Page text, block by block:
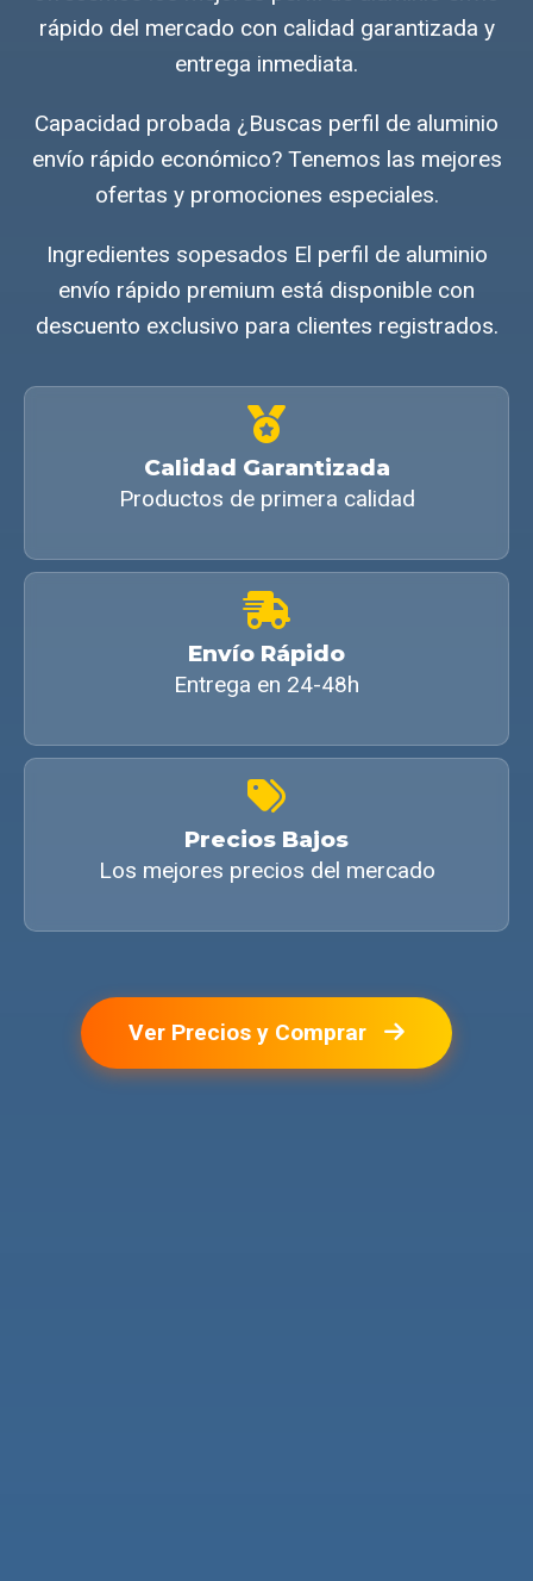
rápido del mercado con calidad garantizada y
entrega inmediata.
Capacidad probada ¿Buscas perfil de aluminio
envío rápido económico? Tenemos las mejores
ofertas y promociones especiales.
Ingredientes sopesados El perfil de aluminio
envío rápido premium está disponible con
descuento exclusivo para clientes registrados.
Calidad Garantizada
Productos de primera calidad
Envío Rápido
Entrega en 24-48h
Precios Bajos
Los mejores precios del mercado
Ver Precios y Comprar